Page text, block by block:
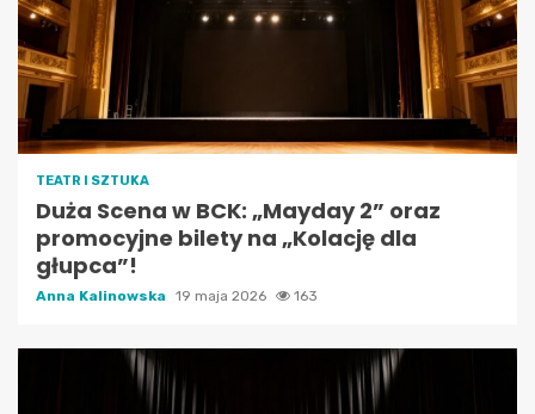
TEATR I SZTUKA
Duża Scena w BCK: „Mayday 2” oraz
promocyjne bilety na „Kolację dla
głupca”!
Anna Kalinowska 19 maja 2026 163